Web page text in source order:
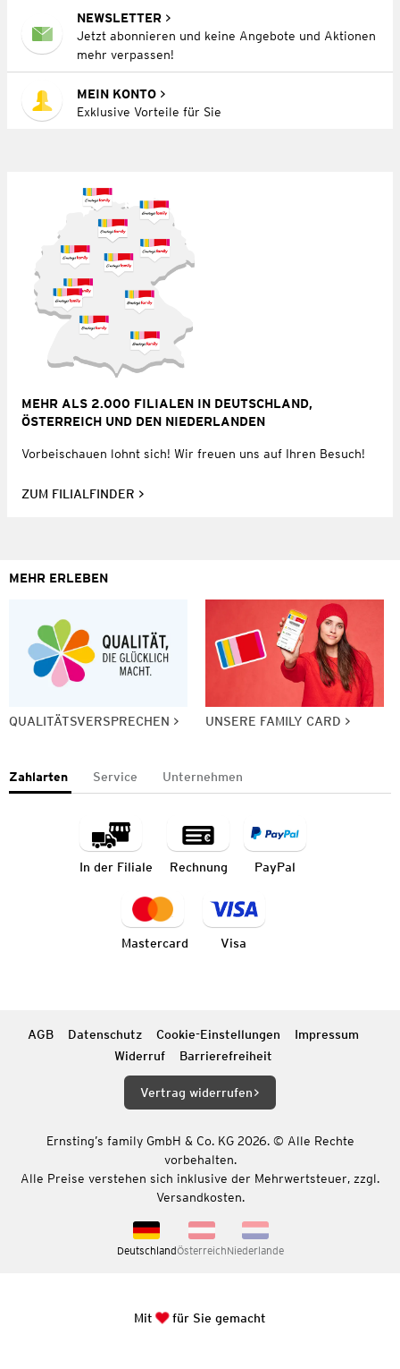
NEWSLETTER
Jetzt abonnieren und keine Angebote und Aktionen
mehr verpassen!
MEIN KONTO
Exklusive Vorteile für Sie
MEHR ALS 2.000 FILIALEN IN DEUTSCHLAND,
ÖSTERREICH UND DEN NIEDERLANDEN
Vorbeischauen lohnt sich! Wir freuen uns auf Ihren Besuch!
ZUM FILIALFINDER
MEHR ERLEBEN
QUALITÄTSVERSPRECHEN UNSERE FAMILY CARD
Zahlarten Service Unternehmen
In der Filiale Rechnung PayPal
Mastercard Visa
AGB Datenschutz Cookie-Einstellungen
Impressum
Widerruf
Barrierefreiheit
Vertrag widerrufen
Ernsting’s family GmbH & Co. KG 2026. © Alle Rechte
vorbehalten.
Alle Preise verstehen sich inklusive der Mehrwertsteuer, zzgl.
Versandkosten.
DeutschlandÖsterreichNiederlande
Mit für Sie gemacht